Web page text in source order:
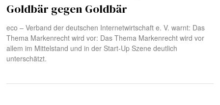
Goldbär gegen Goldbär
eco – Verband der deutschen Internetwirtschaft e. V. warnt: Das
Thema Markenrecht wird vor: Das Thema Markenrecht wird vor
allem im Mittelstand und in der Start-Up Szene deutlich
unterschätzt.